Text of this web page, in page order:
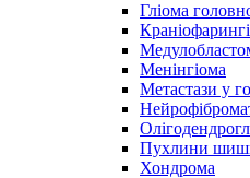
Гліома
Менінгіома
Метастази у
Пухлини
Хондрома